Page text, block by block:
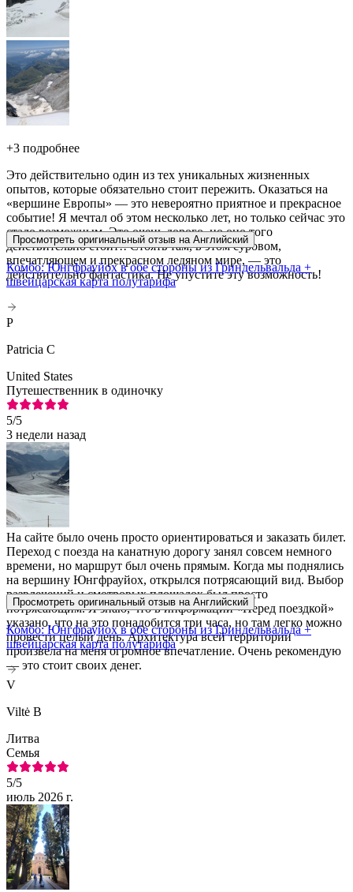
+3 подробнее
Это действительно один из тех уникальных жизненных
опытов, которые обязательно стоит пережить. Оказаться на
«вершине Европы» — это невероятно приятное и прекрасное
событие! Я мечтал об этом несколько лет, но только сейчас это
стало возможным. Это очень дорого, но оно того
действительно стоит!! Стоять там, в этом суровом,
впечатляющем и прекрасном ледяном мире, — это
действительно фантастика. Не упустите эту возможность!
Просмотреть оригинальный отзыв на Английский
Комбо: Юнгфрауйох в обе стороны из Гриндельвальда +
швейцарская карта полутарифа
P
Patricia C
United States
Путешественник в одиночку
5/5
3 недели назад
На сайте было очень просто ориентироваться и заказать билет.
Переход с поезда на канатную дорогу занял совсем немного
времени, но маршрут был очень прямым. Когда мы поднялись
на вершину Юнгфрауйох, открылся потрясающий вид. Выбор
развлечений и смотровых площадок был просто
потрясающим. Я знаю, что в информации «Перед поездкой»
указано, что на это понадобится три часа, но там легко можно
провести целый день. Архитектура всей территории
произвела на меня огромное впечатление. Очень рекомендую
— это стоит своих денег.
Просмотреть оригинальный отзыв на Английский
Комбо: Юнгфрауйох в обе стороны из Гриндельвальда +
швейцарская карта полутарифа
V
Viltė B
Литва
Семья
5/5
июль 2026 г.